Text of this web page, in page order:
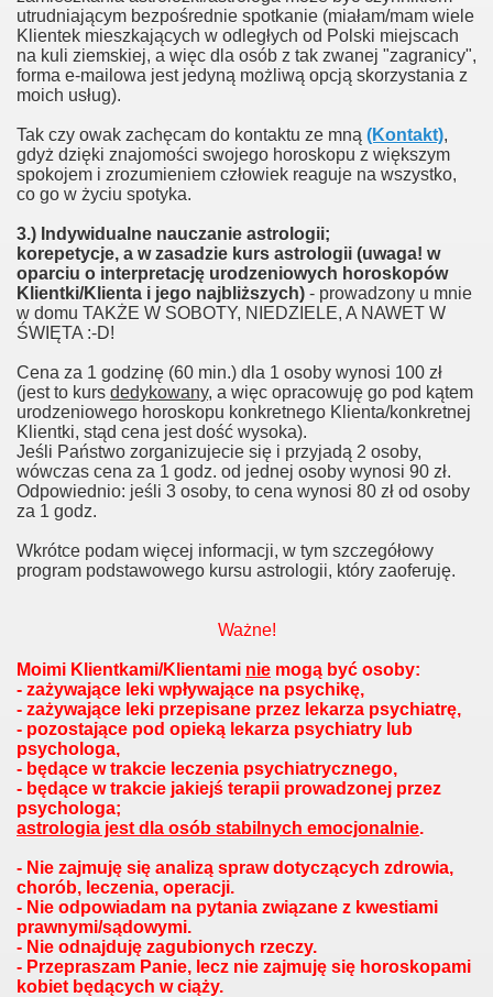
utrudniającym bezpośrednie spotkanie (miałam/mam wiele
Klientek mieszkających w odległych od Polski miejscach
na kuli ziemskiej, a więc dla osób z tak zwanej "zagranicy",
forma e-mailowa jest jedyną możliwą opcją skorzystania z
moich usług).
Tak czy owak zachęcam do kontaktu ze mną (Kontakt),
gdyż dzięki znajomości swojego horoskopu z większym
spokojem i zrozumieniem człowiek reaguje na wszystko,
co go w życiu spotyka.
3.) Indywidualne nauczanie astrologii;
korepetycje, a w zasadzie kurs astrologii (uwaga! w
oparciu o interpretację urodzeniowych horoskopów
Klientki/Klienta i jego najbliższych) - prowadzony u mnie
w domu TAKŻE W SOBOTY, NIEDZIELE, A NAWET W
ŚWIĘTA :-D!
Cena za 1 godzinę (60 min.) dla 1 osoby wynosi 100 zł
(jest to kurs dedykowany, a więc opracowuję go pod kątem
urodzeniowego horoskopu konkretnego Klienta/konkretnej
Klientki, stąd cena jest dość wysoka).
Jeśli Państwo zorganizujecie się i przyjadą 2 osoby,
wówczas cena za 1 godz. od jednej osoby wynosi 90 zł.
Odpowiednio: jeśli 3 osoby, to cena wynosi 80 zł od osoby
za 1 godz.
Wkrótce podam więcej informacji, w tym szczegółowy
program podstawowego kursu astrologii, który zaoferuję.
Ważne!
Moimi Klientkami/Klientami nie mogą być osoby:
- zażywające leki wpływające na psychikę,
- zażywające leki przepisane przez lekarza psychiatrę,
- pozostające pod opieką lekarza psychiatry lub
psychologa,
- będące w trakcie leczenia psychiatrycznego,
- będące w trakcie jakiejś terapii prowadzonej przez
psychologa;
astrologia jest dla osób stabilnych emocjonalnie.
- Nie zajmuję się analizą spraw dotyczących zdrowia,
chorób, leczenia, operacji.
- Nie odpowiadam na pytania związane z kwestiami
prawnymi/sądowymi.
- Nie odnajduję zagubionych rzeczy.
- Przepraszam Panie, lecz nie zajmuję się horoskopami
kobiet będących w ciąży.